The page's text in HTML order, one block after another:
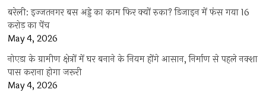
बरेली: इज्जतनगर बस अड्डे का काम फिर क्यों रुका? डिजाइन में फंस गया 16
करोड़ का पेंच
May 4, 2026
नोएडा के ग्रामीण क्षेत्रों में घर बनाने के नियम होंगे आसान, निर्माण से पहले नक्शा
पास कराना होगा जरूरी
May 4, 2026